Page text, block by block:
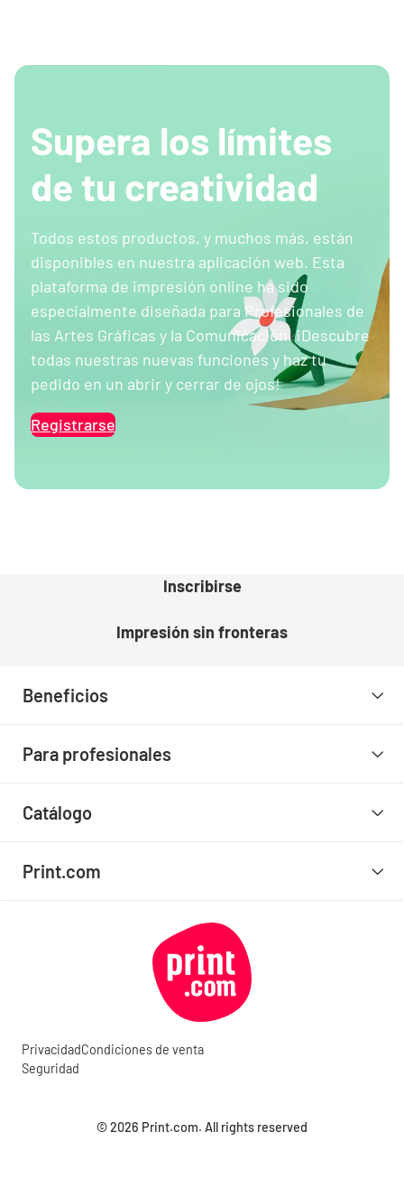
Supera los límites
de tu creatividad
Todos estos productos, y muchos más, están
disponibles en nuestra aplicación web. Esta
plataforma de impresión online ha sido
especialmente diseñada para Profesionales de
las Artes Gráficas y la Comunicación. ¡Descubre
todas nuestras nuevas funciones y haz tu
pedido en un abrir y cerrar de ojos!
Registrarse
Inscribirse
Impresión sin fronteras
Beneficios
Para profesionales
Catálogo
Print.com
© 2026 Print.com. All rights reserved
PrivacidadCondiciones de venta
Seguridad